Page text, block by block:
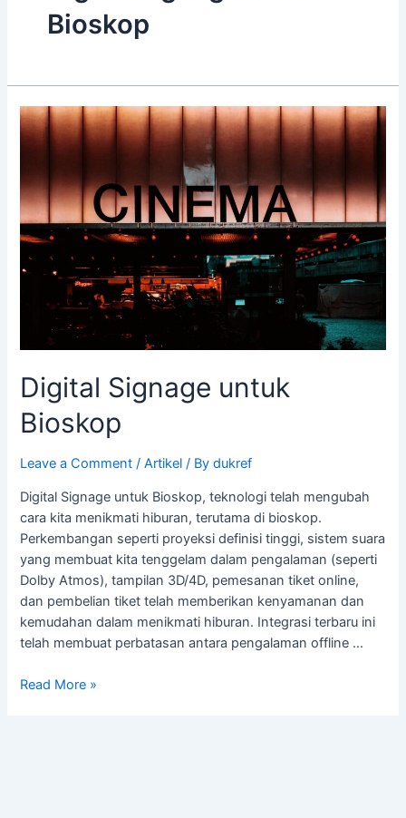
Bioskop
Digital Signage untuk
Bioskop
Leave a Comment /Artikel / Bydukref
Digital Signage untuk Bioskop, teknologi telah mengubah
cara kita menikmati hiburan, terutama di bioskop.
Perkembangan seperti proyeksi definisi tinggi, sistem suara
yang membuat kita tenggelam dalam pengalaman (seperti
Dolby Atmos), tampilan 3D/4D, pemesanan tiket online,
dan pembelian tiket telah memberikan kenyamanan dan
kemudahan dalam menikmati hiburan. Integrasi terbaru ini
telah membuat perbatasan antara pengalaman offline …
Digital
Signage
Bioskop
Read More »